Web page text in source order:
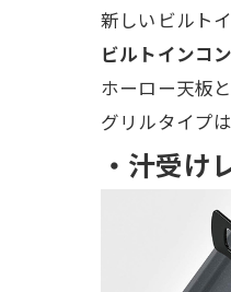
新しいビルトイ
ビルトインコ
ホーロー天板
グリルタイプ
・汁受